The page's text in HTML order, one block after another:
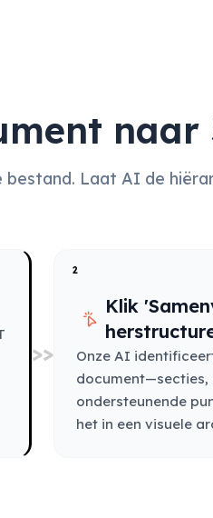
bestand. Laat AI de
>>
2
Klik
Onze AI
document—secties,
ondersteunende
het in een visuele